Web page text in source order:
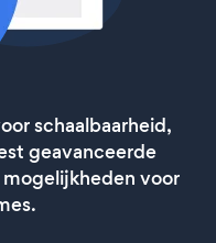
schaalbaarheid,
geavanceerde
voor